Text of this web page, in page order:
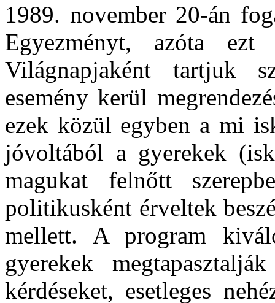
1989. november 20-án
Egyezményt, azóta
Világnapjaként tartjuk
esemény kerül
ezek közül egyben a mi
jóvoltából a gyerekek
magukat felnőtt
politikusként érveltek
mellett. A program
gyerekek
kérdéseket, esetleges